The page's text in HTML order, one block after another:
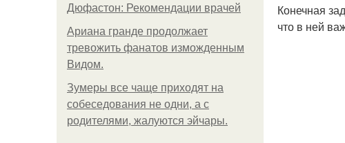
Дюфастон: Рекомендации врачей
Ариана гранде продолжает
тревожить фанатов изможденным
Видом.
Зумеры все чаще приходят на
собеседования не одни, а с
родителями, жалуются эйчары.
Конечная
что в ней